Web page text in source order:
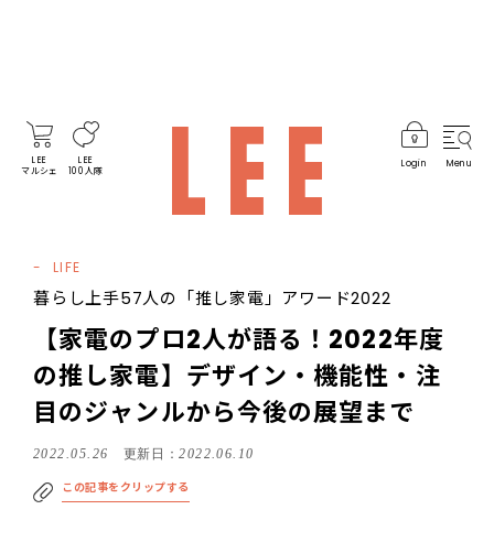
LEE
マルシェ
LEE
100人隊
Login Menu
LIFE
暮らし上手57人の「推し家電」アワード2022
【家電のプロ2人が語る！2022年度
の推し家電】デザイン・機能性・注
目のジャンルから今後の展望まで
2022.05.26 更新日：2022.06.10
この記事をクリップする